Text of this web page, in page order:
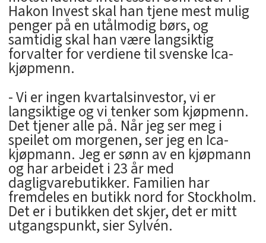
Hakon Invest skal han tjene mest mulig
penger på en utålmodig børs, og
samtidig skal han være langsiktig
forvalter for verdiene til svenske Ica-
kjøpmenn.
- Vi er ingen kvartalsinvestor, vi er
langsiktige og vi tenker som kjøpmenn.
Det tjener alle på. Når jeg ser meg i
speilet om morgenen, ser jeg en Ica-
kjøpmann. Jeg er sønn av en kjøpmann
og har arbeidet i 23 år med
dagligvarebutikker. Familien har
fremdeles en butikk nord for Stockholm.
Det er i butikken det skjer, det er mitt
utgangspunkt, sier Sylvén.